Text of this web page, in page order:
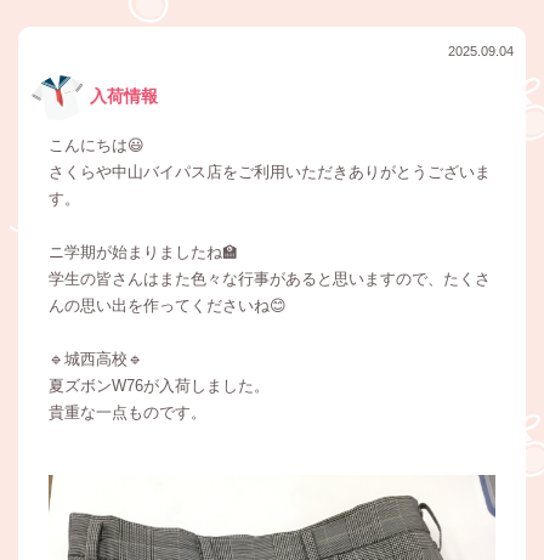
2025.09.04
入荷情報
こんにちは😃
さくらや中山バイパス店をご利用いただきありがとうございま
す。
ニ学期が始まりましたね🏫
学生の皆さんはまた色々な行事があると思いますので、たくさ
んの思い出を作ってくださいね😊
🔹城西高校🔹
夏ズボンW76が入荷しました。
貴重な一点ものです。